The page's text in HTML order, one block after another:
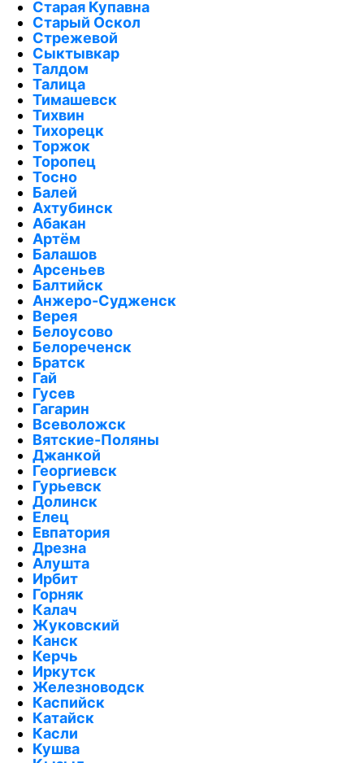
Старая Купавна
Старый Оскол
Стрежевой
Сыктывкар
Талдом
Талица
Тимашевск
Тихвин
Тихорецк
Торжок
Торопец
Тосно
Балей
Ахтубинск
Абакан
Артём
Балашов
Арсеньев
Балтийск
Анжеро-Судженск
Верея
Белоусово
Белореченск
Братск
Гай
Гусев
Гагарин
Всеволожск
Вятские-Поляны
Джанкой
Георгиевск
Гурьевск
Долинск
Елец
Евпатория
Дрезна
Алушта
Ирбит
Горняк
Калач
Жуковский
Канск
Керчь
Иркутск
Железноводск
Каспийск
Катайск
Касли
Кушва